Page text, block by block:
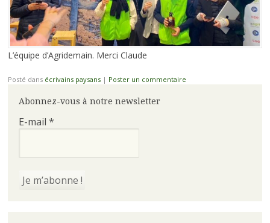
L’équipe d’Agridemain. Merci Claude
Posté dans écrivains paysans | Poster un commentaire
Abonnez-vous à notre newsletter
E-mail *